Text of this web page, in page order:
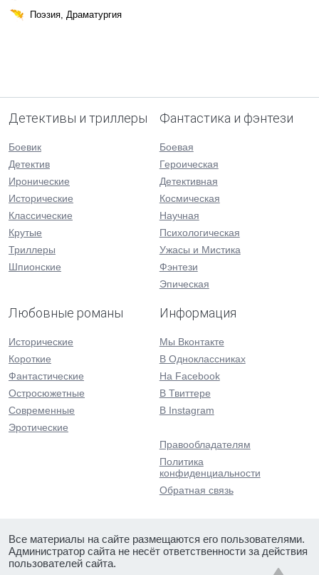
Поэзия, Драматургия
Детективы и триллеры
Боевик
Детектив
Иронические
Исторические
Классические
Крутые
Триллеры
Шпионские
Фантастика и фэнтези
Боевая
Героическая
Детективная
Космическая
Научная
Психологическая
Ужасы и Мистика
Фэнтези
Эпическая
Любовные романы
Исторические
Короткие
Фантастические
Остросюжетные
Современные
Эротические
Информация
Мы Вконтакте
В Одноклассниках
На Facebook
В Твиттере
В Instagram
Правообладателям
Политика
конфиденциальности
Обратная связь
Все материалы на сайте размещаются его пользователями.
Администратор сайта не несёт ответственности за действия
пользователей сайта.